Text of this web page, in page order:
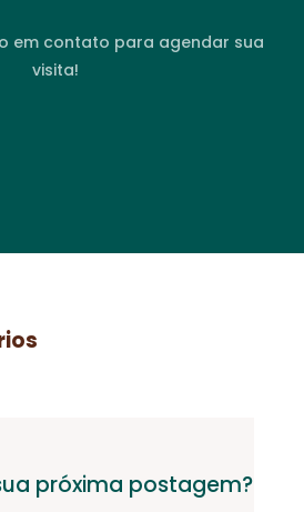
em contato para agendar sua
visita!
próxima postagem?